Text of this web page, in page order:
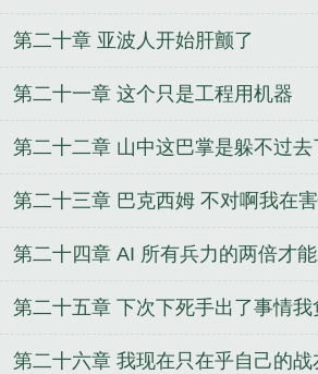
第二十章 亚波人开始肝颤了
第二十一章 这个只是工程用机器
第二十二章 山中这巴掌是躲不过去
第二十三章 巴克西姆 不对啊我在
第二十四章 AI 所有兵力的两倍才
第二十五章 下次下死手出了事情我
第二十六章 我现在只在乎自己的战